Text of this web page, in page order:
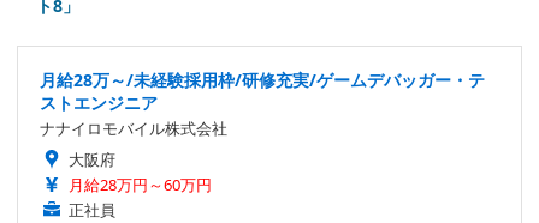
ト8」
月給28万～/未経験採用枠/研修充実/ゲームデバッガー・テ
ストエンジニア
ナナイロモバイル株式会社
大阪府
月給28万円～60万円
正社員